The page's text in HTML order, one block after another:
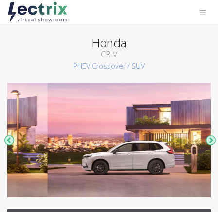
Honda
CR-V
PHEV Crossover / SUV